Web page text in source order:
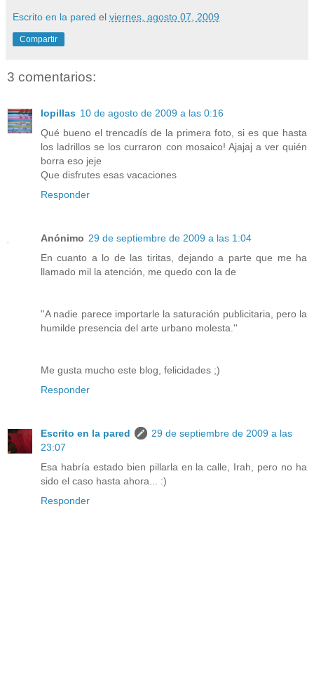
Escrito en la pared el viernes, agosto 07, 2009
Compartir
3 comentarios:
lopillas 10 de agosto de 2009 a las 0:16
Qué bueno el trencadís de la primera foto, si es que hasta
los ladrillos se los curraron con mosaico! Ajajaj a ver quién
borra eso jeje
Que disfrutes esas vacaciones
Responder
Anónimo 29 de septiembre de 2009 a las 1:04
En cuanto a lo de las tiritas, dejando a parte que me ha
llamado mil la atención, me quedo con la de
''A nadie parece importarle la saturación publicitaria, pero la
humilde presencia del arte urbano molesta.''
Me gusta mucho este blog, felicidades ;)
Responder
Escrito en la pared
29 de septiembre de 2009 a las
23:07
Esa habría estado bien pillarla en la calle, Irah, pero no ha
sido el caso hasta ahora... :)
Responder